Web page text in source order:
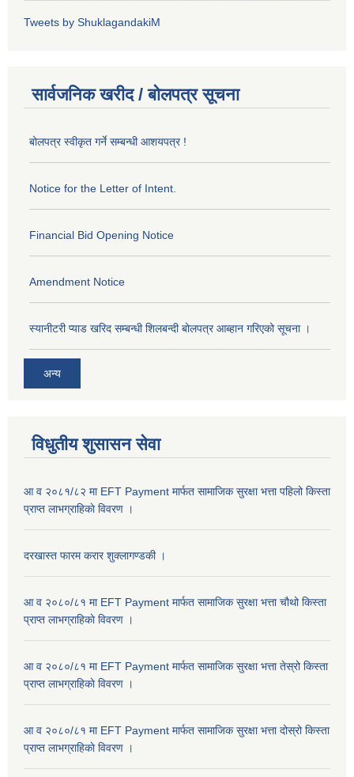
Tweets by ShuklagandakiM
सार्वजनिक खरीद / बोलपत्र सूचना
बोलपत्र स्वीकृत गर्ने सम्बन्धी आशयपत्र !
Notice for the Letter of Intent.
Financial Bid Opening Notice
Amendment Notice
स्यानीटरी प्याड खरिद सम्बन्धी शिलबन्दी बोलपत्र आब्हान गरिएको सूचना ।
अन्य
विधुतीय शुसासन सेवा
आ व २०८१/८२ मा EFT Payment मार्फत सामाजिक सुरक्षा भत्ता पहिलो किस्ता
प्राप्त लाभग्राहिकाे विवरण ।
दरखास्त फारम करार शुक्लागण्डकी ।
आ व २०८०/८१ मा EFT Payment मार्फत सामाजिक सुरक्षा भत्ता चौथो किस्ता
प्राप्त लाभग्राहिकाे विवरण ।
आ व २०८०/८१ मा EFT Payment मार्फत सामाजिक सुरक्षा भत्ता तेस्रो किस्ता
प्राप्त लाभग्राहिकाे विवरण ।
आ व २०८०/८१ मा EFT Payment मार्फत सामाजिक सुरक्षा भत्ता दोस्रो किस्ता
प्राप्त लाभग्राहिकाे विवरण ।